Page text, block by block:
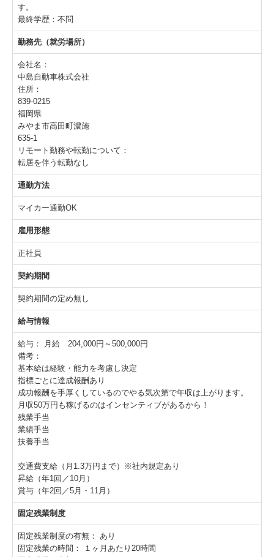
す。
最終学歴：不問
勤務先（就労場所）
会社名：
中島自動車株式会社
住所：
839-0215
福岡県
みやま市高田町濃施
635-1
リモート勤務や転勤について：
転居を伴う転勤なし
通勤方法
マイカー通勤OK
雇用形態
正社員
契約期間
契約期間の定め無し
給与情報
給与：
月給 204,000円～500,000円
備考：
基本給は経験・能力を考慮し決定
指標ごとに達成報酬あり
成功報酬を手厚くしているのでやる気次第で年収は上がります。
月収50万円も稼げるのはインセンティブがあるから！
残業手当
業績手当
扶養手当
交通費支給（月1.3万円まで）※社内規定あり
昇給（年1回／10月）
賞与（年2回／5月・11月）
固定残業制度
固定残業制度の有無： あり
固定残業の時間：
１ヶ月あたり20時間